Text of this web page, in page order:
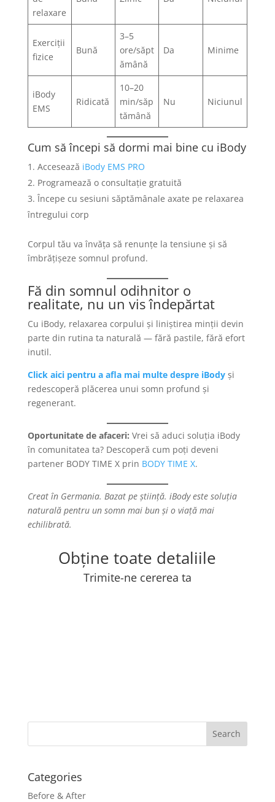
relaxare
Exerciții
fizice
Bună
3–5
ore/săpt
ămână
Da Minime
iBody
EMS
Ridicată
10–20
min/săp
tămână
Nu Niciunul
Cum să începi să dormi mai bine cu iBody
Accesează iBody EMS PRO
Programează o consultație gratuită
Începe cu sesiuni săptămânale axate pe relaxarea
întregului corp
Corpul tău va învăța să renunțe la tensiune și să
îmbrățișeze somnul profund.
Fă din somnul odihnitor o
realitate, nu un vis îndepărtat
Cu iBody, relaxarea corpului și liniștirea minții devin
parte din rutina ta naturală — fără pastile, fără efort
inutil.
Click aici pentru a afla mai multe despre iBodyși
redescoperă plăcerea unui somn profund și
regenerant.
Oportunitate de afaceri: Vrei să aduci soluția iBody
în comunitatea ta? Descoperă cum poți deveni
partener BODY TIME X prin BODY TIME X.
Creat în Germania. Bazat pe știință. iBody este soluția
naturală pentru un somn mai bun și o viață mai
echilibrată.
Obține toate detaliile
Trimite-ne cererea ta
Categories
Before & After